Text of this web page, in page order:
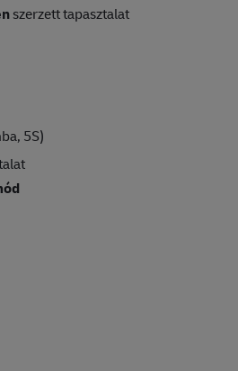
szerzett tapasztalat
5S)